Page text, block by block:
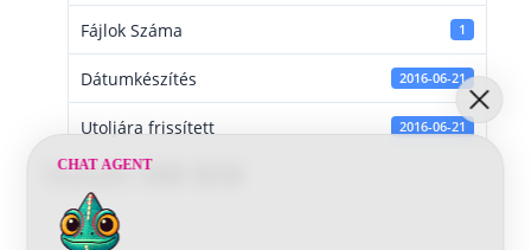
Fájlok Száma 1
Dátumkészítés 2016-06-21
Utoljára frissített 2016-06-21
Suzuki 38B BSB
CHAT AGENT